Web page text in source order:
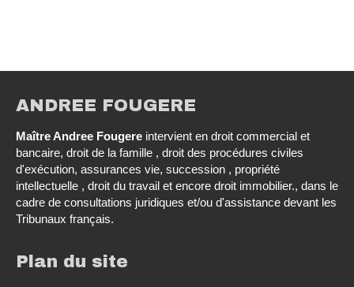
ANDREE FOUGERE
Maître Andree Fougere intervient en droit commercial et
bancaire, droit de la famille , droit des procédures civiles
d'exécution, assurances vie, succession , propriété
intellectuelle , droit du travail et encore droit immobilier., dans le
cadre de consultations juridiques et/ou d'assistance devant les
Tribunaux français.
Plan du site